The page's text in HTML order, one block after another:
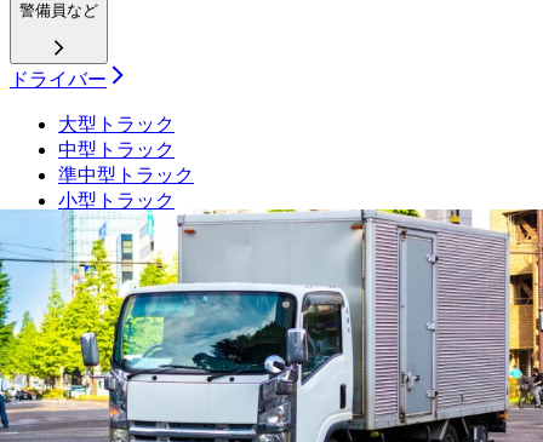
警備員など
ドライバー
大型トラック
中型トラック
準中型トラック
小型トラック
ダンプ
トレーラー
タクシー
バス
ルート配送
長距離
フォークリフト・倉庫
運行管理者